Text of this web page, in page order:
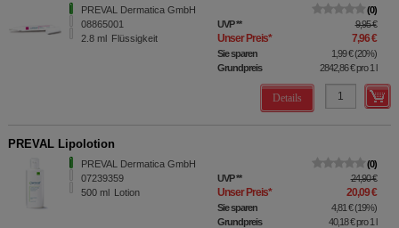
PREVAL Dermatica GmbH
08865001
2.8 ml Flüssigkeit
0
UVP** 9,95 €
Unser Preis* 7,96 €
Sie sparen 1,99 €(20%)
Grundpreis
2842,86 €pro 1 l
Details
PREVAL Lipolotion
PREVAL Dermatica GmbH
07239359
500 ml Lotion
0
UVP** 24,90 €
Unser Preis* 20,09 €
Sie sparen 4,81 €(19%)
Grundpreis
40,18 €pro 1 l